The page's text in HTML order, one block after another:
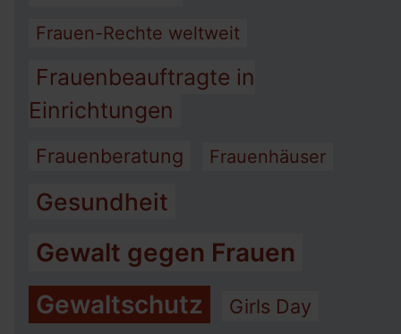
Frauen-Rechte weltweit
Frauenbeauftragte in
Einrichtungen
Frauenberatung Frauenhäuser
Gesundheit
Gewalt gegen Frauen
Gewaltschutz
Girls Day